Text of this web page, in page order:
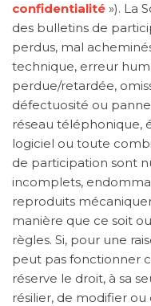
confidentialité »). La
des bulletins de
perdus, mal
technique, erreur
perdue/retardée,
défectuosité ou
réseau téléphonique,
logiciel ou toute
de participation sont
incomplets,
reproduits
manière que ce soit
règles. Si, pour une
peut pas fonctionner
réserve le droit, à sa
résilier, de modifier